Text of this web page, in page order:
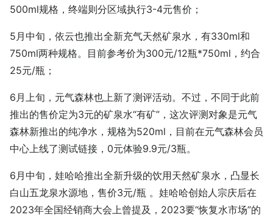
500ml规格，终端则分区域执行3-4元售价；
5月中旬，依云也推出全新充气天然矿泉水，有330ml和
750ml两种规格。目前参考价为300元/12瓶*750ml，约合
25元/瓶；
6月上旬，元气森林也上新了测评活动。不过，不同于此前
推出的售价定为3元的矿泉水“有矿”，这次评测对象是元气
森林新推出的纯净水，规格为520ml，目前在元气森林会员
中心上线了测试链接，0元体验9.9元/3瓶。
6月中旬，娃哈哈推出全新升级的饮用天然矿泉水，凸显长
白山五龙泉水源地，售价3元/瓶 。娃哈哈创始人宗庆后在
2023年全国经销商大会上曾提及，2023要“恢复水市场”的